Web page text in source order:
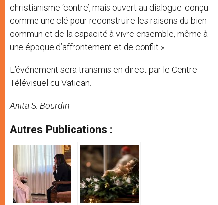
christianisme ‘contre’, mais ouvert au dialogue, conçu
comme une clé pour reconstruire les raisons du bien
commun et de la capacité à vivre ensemble, même à
une époque d’affrontement et de conflit ».
L’événement sera transmis en direct par le Centre
Télévisuel du Vatican.
Anita S. Bourdin
Autres Publications :